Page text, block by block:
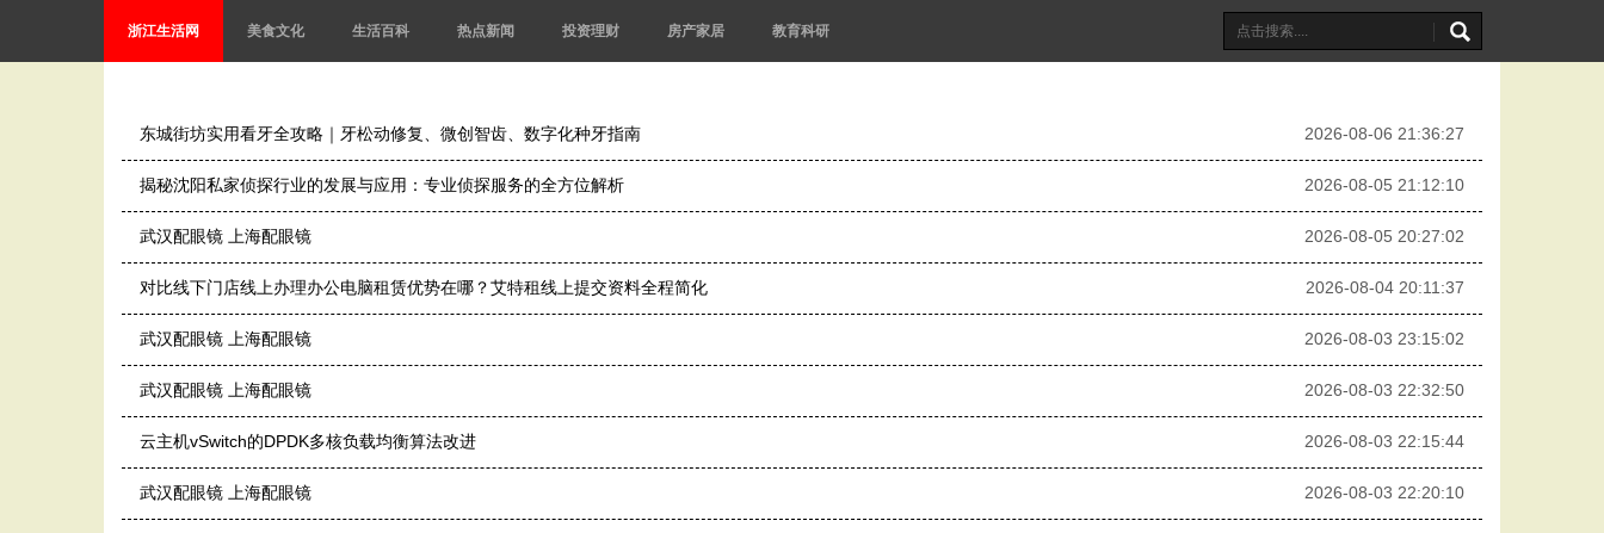
浙江生活网 美食文化 生活百科 热点新闻 投资理财 房产家居 教育科研
东城街坊实用看牙全攻略｜牙松动修复、微创智齿、数字化种牙指南 2026-08-06 21:36:27
揭秘沈阳私家侦探行业的发展与应用：专业侦探服务的全方位解析 2026-08-05 21:12:10
武汉配眼镜 上海配眼镜 2026-08-05 20:27:02
对比线下门店线上办理办公电脑租赁优势在哪？艾特租线上提交资料全程简化 2026-08-04 20:11:37
武汉配眼镜 上海配眼镜 2026-08-03 23:15:02
武汉配眼镜 上海配眼镜 2026-08-03 22:32:50
云主机vSwitch的DPDK多核负载均衡算法改进 2026-08-03 22:15:44
武汉配眼镜 上海配眼镜 2026-08-03 22:20:10